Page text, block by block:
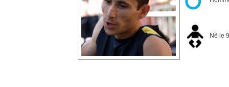
Né le